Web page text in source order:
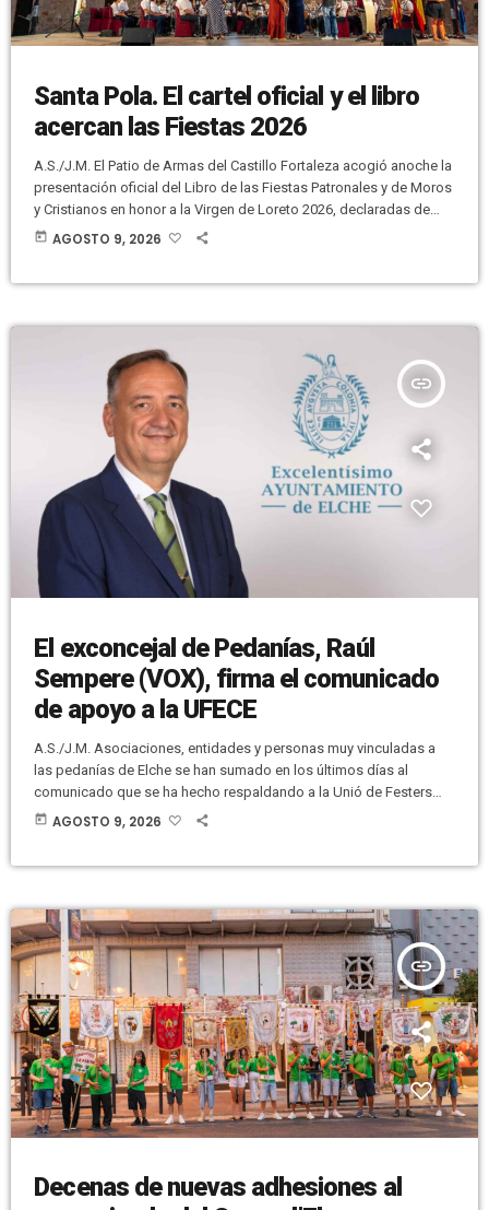
Santa Pola. El cartel oficial y el libro
acercan las Fiestas 2026
A.S./J.M. El Patio de Armas del Castillo Fortaleza acogió anoche la
presentación oficial del Libro de las Fiestas Patronales y de Moros
y Cristianos en honor a la Virgen de Loreto 2026, declaradas de
Interés Turístico Autonómico. Se trata de uno de los actos más
today AGOSTO 9, 2026
insert_link
El exconcejal de Pedanías, Raúl
Sempere (VOX), firma el comunicado
de apoyo a la UFECE
A.S./J.M. Asociaciones, entidades y personas muy vinculadas a
las pedanías de Elche se han sumado en los últimos días al
comunicado que se ha hecho respaldando a la Unió de Festers
del Camp d’Elx. Versión Radio contaba este sábado que una de
today AGOSTO 9, 2026
insert_link
Decenas de nuevas adhesiones al